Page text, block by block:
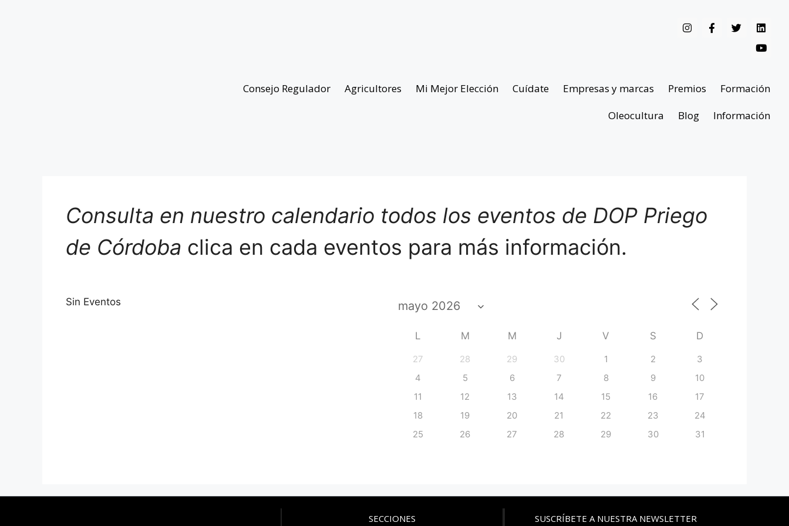
Consejo Regulador Agricultores Mi Mejor Elección Cuídate Empresas y marcas Premios
Formación
Oleocultura
Blog Información
Consulta en nuestro calendario todos los eventos de DOP Priego
de Córdoba clica en cada eventos para más información.
Sin Eventos
L M M J V S D
27 28 29 30 1 2
3
4
5 6 7 8 9
10
11
12 13 14 15 16
17
18
19 20 21 22 23
24
25
26 27 28 29 30 31
SECCIONES SUSCRÍBETE A NUESTRA NEWSLETTER